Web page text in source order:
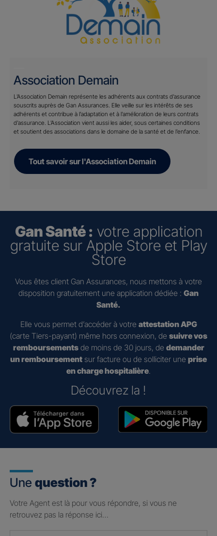
Association Demain
L’Association Demain représente les adhérents aux contrats d’assurance
souscrits auprès de Gan Assurances. Elle veille sur les intérêts de ses
adhérents et contribue à l’adaptation et à l’amélioration de leurs contrats
d’assurance. L’Association vient aussi les aider, sous certaines conditions
et soutient des associations dans le domaine de la santé et de l’enfance.
Tout savoir sur l'Association Demain
Gan Santé : votre application
gratuite sur Apple Store et Play
Store
Vous êtes client Gan Assurances, nous mettons à votre
disposition gratuitement une application dédiée : Gan
Santé.
Elle vous permet d’accéder à votre attestation APG
(carte Tiers-payant) même hors connexion, de suivre vos
remboursementsde moins de 30 jours, de demander
un remboursement sur facture ou de solliciter une prise
en charge hospitalière.
Découvrez la !
Une question ?
Votre Agent est là pour vous répondre, si vous ne
retrouvez pas la réponse ici…